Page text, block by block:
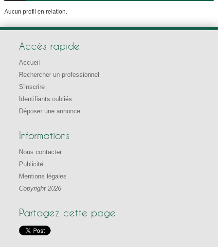
Aucun profil en relation.
Accès rapide
Accueil
Rechercher un professionnel
S'inscrire
Identifiants oubliés
Déposer une annonce
Informations
Nous contacter
Publicité
Mentions légales
Copyright 2026
Partagez cette page